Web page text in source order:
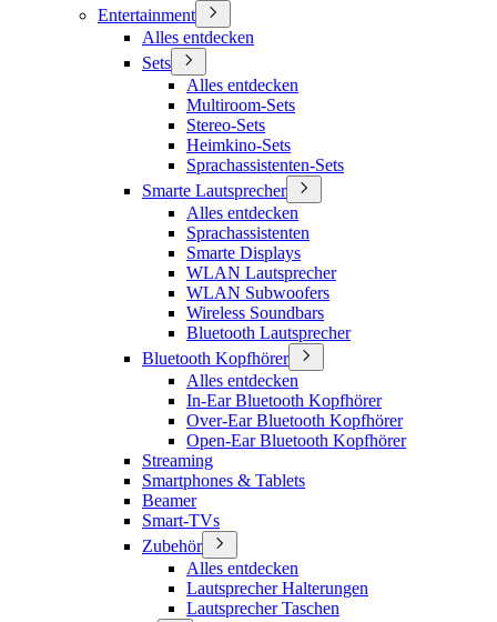
Entertainment
Alles entdecken
Sets
Alles entdecken
Multiroom-Sets
Stereo-Sets
Heimkino-Sets
Sprachassistenten-Sets
Smarte Lautsprecher
Alles entdecken
Sprachassistenten
Smarte Displays
WLAN Lautsprecher
WLAN Subwoofers
Wireless Soundbars
Bluetooth Lautsprecher
Bluetooth Kopfhörer
Alles entdecken
In-Ear Bluetooth Kopfhörer
Over-Ear Bluetooth Kopfhörer
Open-Ear Bluetooth Kopfhörer
Streaming
Smartphones & Tablets
Beamer
Smart-TVs
Zubehör
Alles entdecken
Lautsprecher Halterungen
Lautsprecher Taschen